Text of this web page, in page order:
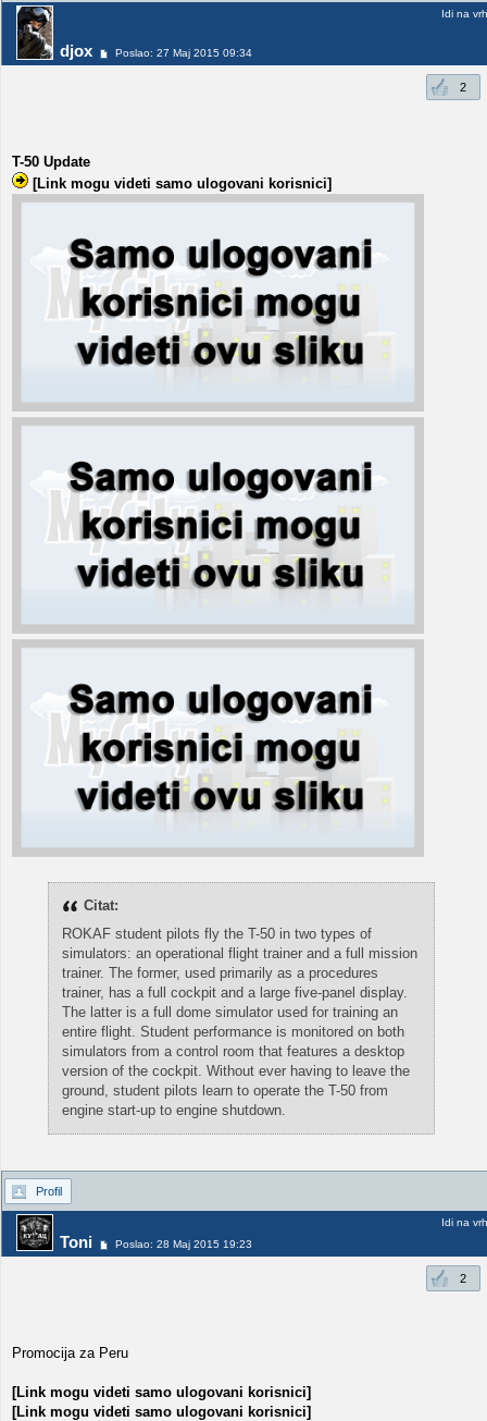
djox Poslao: 27 Maj 2015 09:34
Idi na vrh
2
T-50 Update
[Link mogu videti samo ulogovani korisnici]
Citat:
ROKAF student pilots fly the T-50 in two types of
simulators: an operational flight trainer and a full mission
trainer. The former, used primarily as a procedures
trainer, has a full cockpit and a large five-panel display.
The latter is a full dome simulator used for training an
entire flight. Student performance is monitored on both
simulators from a control room that features a desktop
version of the cockpit. Without ever having to leave the
ground, student pilots learn to operate the T-50 from
engine start-up to engine shutdown.
Profil
Toni Poslao: 28 Maj 2015 19:23
Idi na vrh
2
Promocija za Peru
[Link mogu videti samo ulogovani korisnici]
[Link mogu videti samo ulogovani korisnici]